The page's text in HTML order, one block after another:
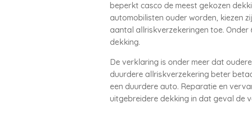
beperkt casco de meest gekozen
automobilisten ouder worden, kiezen
aantal allriskverzekeringen toe. Onder
dekking.
De verklaring is onder meer dat
duurdere allriskverzekering beter
een duurdere auto. Reparatie en
uitgebreidere dekking in dat geval de